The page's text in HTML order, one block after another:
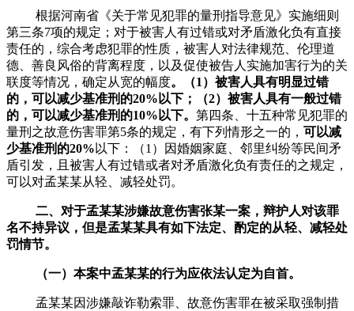
根据河南省《关于常见犯罪的量刑指导意见》实施细则
第三条7项的规定；对于被害人有过错或对矛盾激化负有直接
责任的，综合考虑犯罪的性质，被害人对法律规范、伦理道
德、善良风俗的背离程度，以及促使被告人实施加害行为的关
联度等情况，确定从宽的幅度。（1）被害人具有明显过错
的，可以减少基准刑的20%以下；（2）被害人具有一般过错
的，可以减少基准刑的10%以下。 第四条、十五种常见犯罪的
量刑之故意伤害罪第5条的规定，有下列情形之一的， 可以减
少基准刑的20% 以下：（1）因婚姻家庭、邻里纠纷等民间矛
盾引发，且被害人有过错或者对矛盾激化负有责任的之规定，
可以对孟某某从轻、减轻处罚。
二、对于孟某某涉嫌故意伤害张某一案，辩护人对该罪
名不持异议，但是孟某某具有如下法定、酌定的从轻、减轻处
罚情节。
（一）本案中孟某某的行为应依法认定为自首。
孟某某因涉嫌敲诈勒索罪、故意伤害罪在被采取强制措